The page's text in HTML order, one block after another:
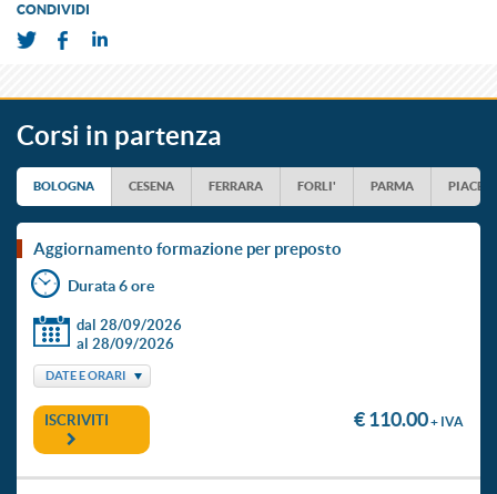
CONDIVIDI
Corsi in partenza
BOLOGNA CESENA FERRARA FORLI' PARMA
aggiornamento formazione per preposto
Durata 6 ore
dal 28/09/2026
al 28/09/2026
DATE E ORARI
ISCRIVITI € 110.00+ IVA